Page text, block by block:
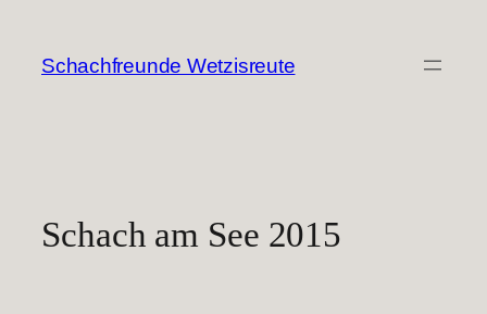
springen
Schachfreunde Wetzisreute
Schach am See 2015